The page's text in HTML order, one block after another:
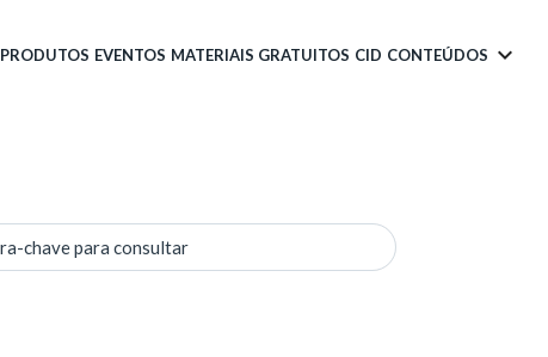
EVENTOS MATERIAIS GRATUITOS CID CONTEÚDOS
chave para consultar